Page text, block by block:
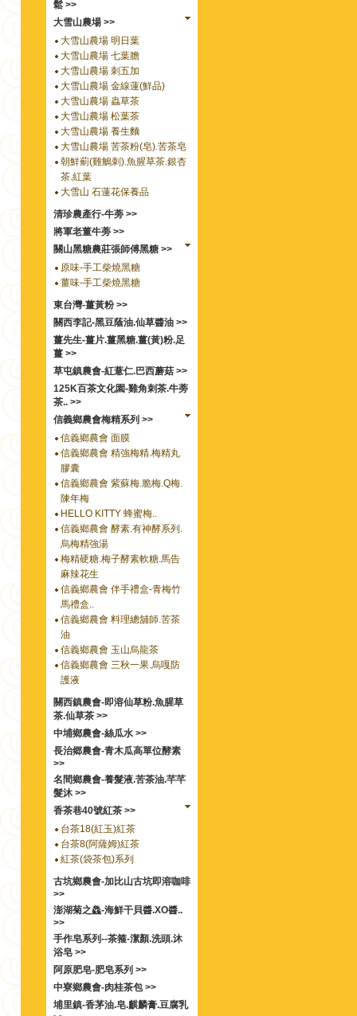
鬆 >>
大雪山農場 >>
大雪山農場 明日葉
大雪山農場 七葉膽
大雪山農場 刺五加
大雪山農場 金線蓮(鮮品)
大雪山農場 蟲草茶
大雪山農場 松葉茶
大雪山農場 養生麵
大雪山農場 苦茶粉(皂).苦茶皂
朝鮮薊(雞鵤刺).魚腥草茶.銀杏
茶.紅葉
大雪山 石蓮花保養品
清珍農產行-牛蒡 >>
將軍老董牛蒡 >>
關山黑糖農莊張師傅黑糖 >>
原味-手工柴燒黑糖
薑味-手工柴燒黑糖
東台灣-薑黃粉 >>
關西李記-黑豆蔭油.仙草醬油 >>
薑先生-薑片.薑黑糖.薑(黃)粉.足
薑 >>
草屯鎮農會-紅薏仁.巴西蘑菇 >>
125K百茶文化園-雞角刺茶.牛蒡
茶.. >>
信義鄉農會梅精系列 >>
信義鄉農會 面膜
信義鄉農會 精強梅精.梅精丸
膠囊
信義鄉農會 紫蘇梅.脆梅.Q梅.
陳年梅
HELLO KITTY 蜂蜜梅..
信義鄉農會 酵素.有神酵系列.
烏梅精強湯
梅精硬糖.梅子酵素軟糖.馬告
麻辣花生
信義鄉農會 伴手禮盒-青梅竹
馬禮盒..
信義鄉農會 料理總舖師.苦茶
油
信義鄉農會 玉山烏龍茶
信義鄉農會 三秋一果.烏嘎防
護液
關西鎮農會-即溶仙草粉.魚腥草
茶.仙草茶 >>
中埔鄉農會-絲瓜水 >>
長治郷農會-青木瓜高單位酵素
>>
名間鄉農會-養髮液.苦茶油.芊芊
髮沐 >>
香茶巷40號紅茶 >>
台茶18(紅玉)紅茶
台茶8(阿薩姆)紅茶
紅茶(袋茶包)系列
古坑鄉農會-加比山古坑即溶咖啡
>>
澎湖菊之鱻-海鮮干貝醬.XO醬..
>>
手作皂系列--茶箍-潔顏.洗頭.沐
浴皂 >>
阿原肥皂-肥皂系列 >>
中寮鄉農會-肉桂茶包 >>
埔里鎮-香茅油.皂.麒麟膏.豆腐乳